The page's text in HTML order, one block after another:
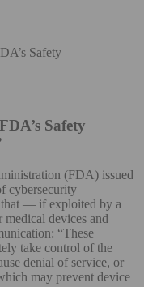
Safety
Safety
(FDA) issued
cybersecurity
that — if exploited by a
devices and
“These
take control of the
denial of service, or
may prevent device